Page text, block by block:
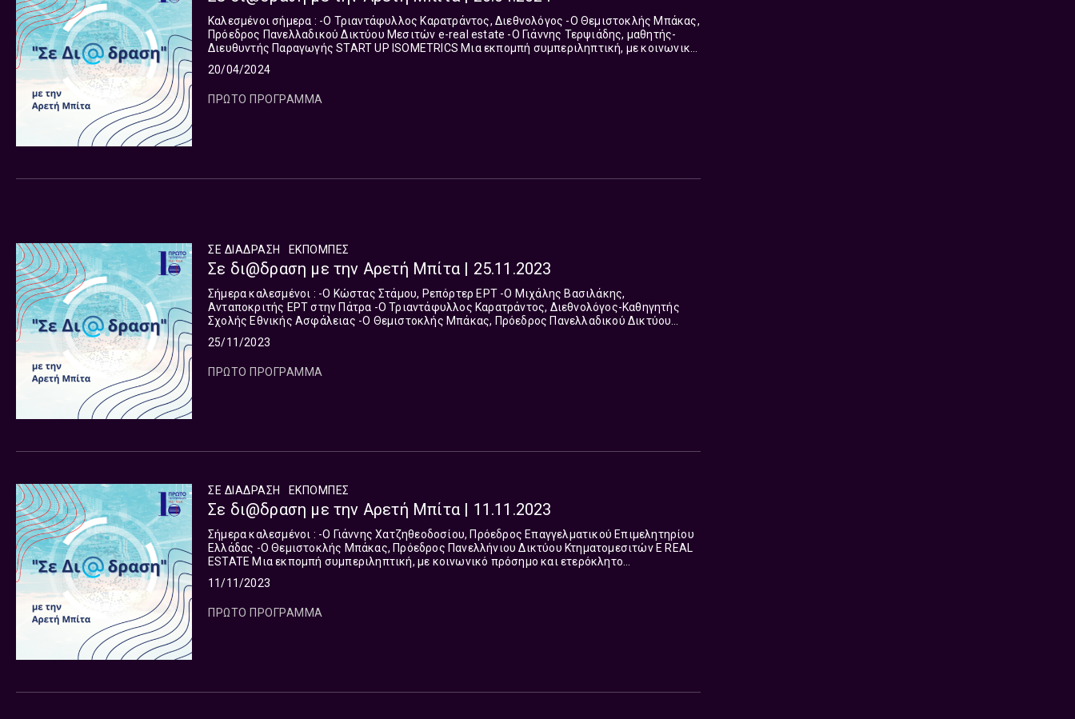
Καλεσμένοι σήμερα : -Ο Τριαντάφυλλος Καρατράντος, Διεθνολόγος -Ο Θεμιστοκλής Μπάκας,
Πρόεδρος Πανελλαδικού Δικτύου Μεσιτών e-real estate -Ο Γιάννης Τερψιάδης, μαθητής-
Διευθυντής Παραγωγής START UP ISOMETRICS Μια εκπομπή συμπεριληπτική, με κοινωνικό
20/04/2024
ΠΡΩΤΟ ΠΡΟΓΡΑΜΜΑ
ΣΕ ΔΙΑΔΡΑΣΗ ΕΚΠΟΜΠΈΣ
Σε δι@δραση με την Αρετή Μπίτα | 25.11.2023
Σήμερα καλεσμένοι : -Ο Κώστας Στάμου, Ρεπόρτερ ΕΡΤ -Ο Μιχάλης Βασιλάκης,
Ανταποκριτής ΕΡΤ στην Πάτρα -Ο Τριαντάφυλλος Καρατράντος, Διεθνολόγος-Καθηγητής
Σχολής Εθνικής Ασφάλειας -Ο Θεμιστοκλής Μπάκας, Πρόεδρος Πανελλαδικού Δικτύου
25/11/2023
ΠΡΩΤΟ ΠΡΟΓΡΑΜΜΑ
ΣΕ ΔΙΑΔΡΑΣΗ ΕΚΠΟΜΠΈΣ
Σε δι@δραση με την Αρετή Μπίτα | 11.11.2023
Σήμερα καλεσμένοι : -Ο Γιάννης Χατζηθεοδοσίου, Πρόεδρος Επαγγελματικού Επιμελητηρίου
Ελλάδας -Ο Θεμιστοκλής Μπάκας, Πρόεδρος Πανελλήνιου Δικτύου Κτηματομεσιτών E REAL
ESTATE Μια εκπομπή συμπεριληπτική, με κοινωνικό πρόσημο και ετερόκλητο
11/11/2023
ΠΡΩΤΟ ΠΡΟΓΡΑΜΜΑ